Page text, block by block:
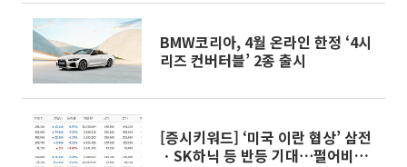
BMW코리아, 4월 온라인 한정 ‘4시
리즈 컨버터블’ 2종 출시
[증시키워드] ‘미국 이란 협상’ 삼전
ㆍSK하닉 등 반등 기대⋯펄어비스